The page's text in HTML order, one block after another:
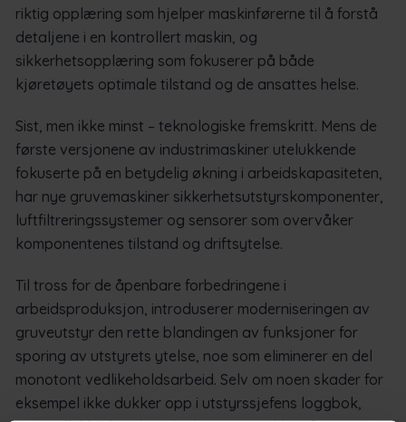
riktig opplæring som hjelper maskinførerne til å forstå
detaljene i en kontrollert maskin, og
sikkerhetsopplæring som fokuserer på både
kjøretøyets optimale tilstand og de ansattes helse.
Sist, men ikke minst – teknologiske fremskritt. Mens de
første versjonene av industrimaskiner utelukkende
fokuserte på en betydelig økning i arbeidskapasiteten,
har nye gruvemaskiner sikkerhetsutstyrskomponenter,
luftfiltreringssystemer og sensorer som overvåker
komponentenes tilstand og driftsytelse.
Til tross for de åpenbare forbedringene i
arbeidsproduksjon, introduserer moderniseringen av
gruveutstyr den rette blandingen av funksjoner for
sporing av utstyrets ytelse, noe som eliminerer en del
monotont vedlikeholdsarbeid. Selv om noen skader for
eksempel ikke dukker opp i utstyrssjefens loggbok,